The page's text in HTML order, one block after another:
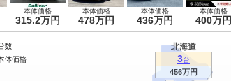
本体価格
315.2万円
本体価格
478万円
本体価格
436万円
本体価格
400万円
北海道
3台
456万円